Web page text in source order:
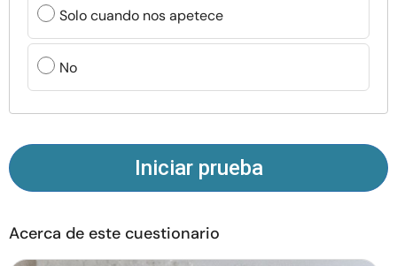
Comunidad
Encuentra un terapeuta
Idioma
Sobre nosotros Escríbenos
© Copyright 2026. Todos los derechos reservados.
Solo cuando nos apetece
No
Iniciar prueba
Acerca de este cuestionario